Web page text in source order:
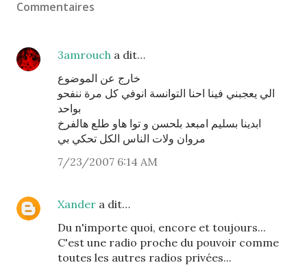
Commentaires
3amrouch a dit…
خارج عن الموضوع
الي يعجبني فينا احنا التوانسة انوفي كل مرة ننفحو
بواحد
ابدينا بسليم امبعد بلحسن و توا هاو طلع هالفرخ
مروان ولات الناس الكل تحكي بي
7/23/2007 6:14 AM
Xander a dit…
Du n'importe quoi, encore et toujours...
C'est une radio proche du pouvoir comme
toutes les autres radios privées...